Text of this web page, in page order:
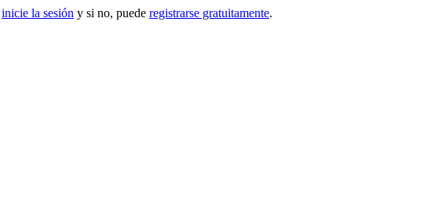
inicie la sesión y si no, puede registrarse gratuitamente.